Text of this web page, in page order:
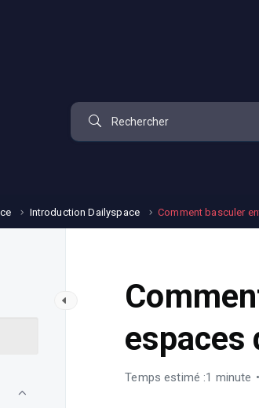
Introduction Dailyspace Comment basculer
espaces
Temps estimé :1 minute